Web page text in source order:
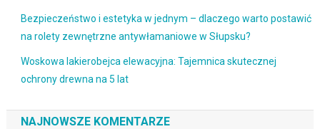
Bezpieczeństwo i estetyka w jednym – dlaczego warto postawić
na rolety zewnętrzne antywłamaniowe w Słupsku?
Woskowa lakierobejca elewacyjna: Tajemnica skutecznej
ochrony drewna na 5 lat
NAJNOWSZE KOMENTARZE